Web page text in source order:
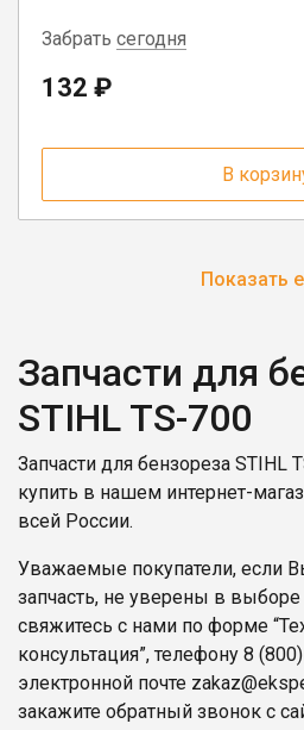
Забрать сегодня
г. Вологда, ул. Саммера, д. 23
132 ₽
В
Показать
Запчасти для
STIHL TS-700
Запчасти для бензореза
купить в нашем интернет-
всей России.
Уважаемые покупатели, если
запчасть, не уверены в
свяжитесь с нами по форме
консультация”, телефону 8
электронной почте
закажите обратный звонок с